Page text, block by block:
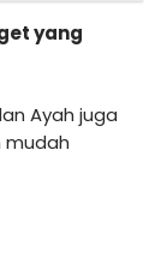
yang
Ayah juga
mudah